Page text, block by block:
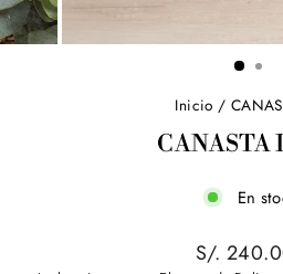
Inicio /
CANASTA
En
Precio
S/.